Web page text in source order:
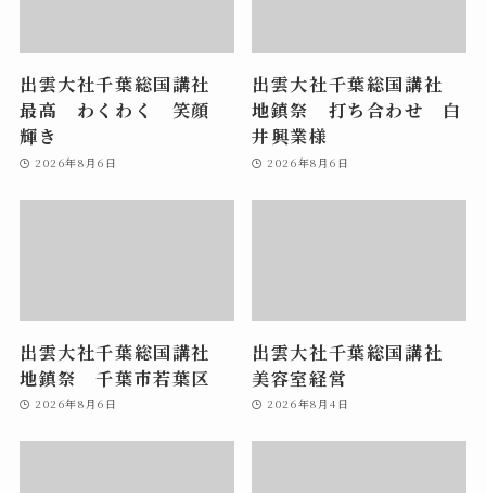
出雲大社千葉総国講社
最高 わくわく 笑顔
輝き
2026年8月6日
出雲大社千葉総国講社
地鎮祭 打ち合わせ 白
井興業様
2026年8月6日
出雲大社千葉総国講社
地鎮祭 千葉市若葉区
2026年8月6日
出雲大社千葉総国講社
美容室経営
2026年8月4日